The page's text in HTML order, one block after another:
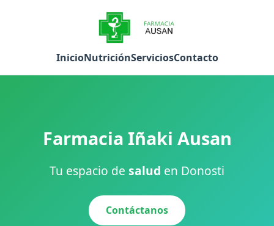
InicioNutriciónServiciosContacto
Farmacia Iñaki Ausan
Tu espacio de salud en Donosti
Contáctanos